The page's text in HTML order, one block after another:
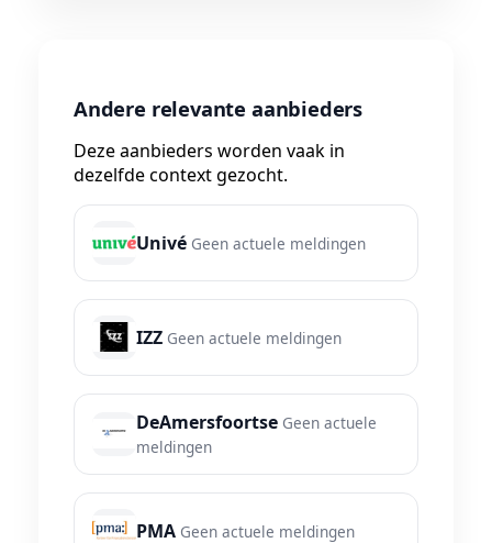
Andere relevante aanbieders
Deze aanbieders worden vaak in
dezelfde context gezocht.
Univé Geen actuele meldingen
IZZ Geen actuele meldingen
DeAmersfoortse Geen actuele
meldingen
PMA Geen actuele meldingen